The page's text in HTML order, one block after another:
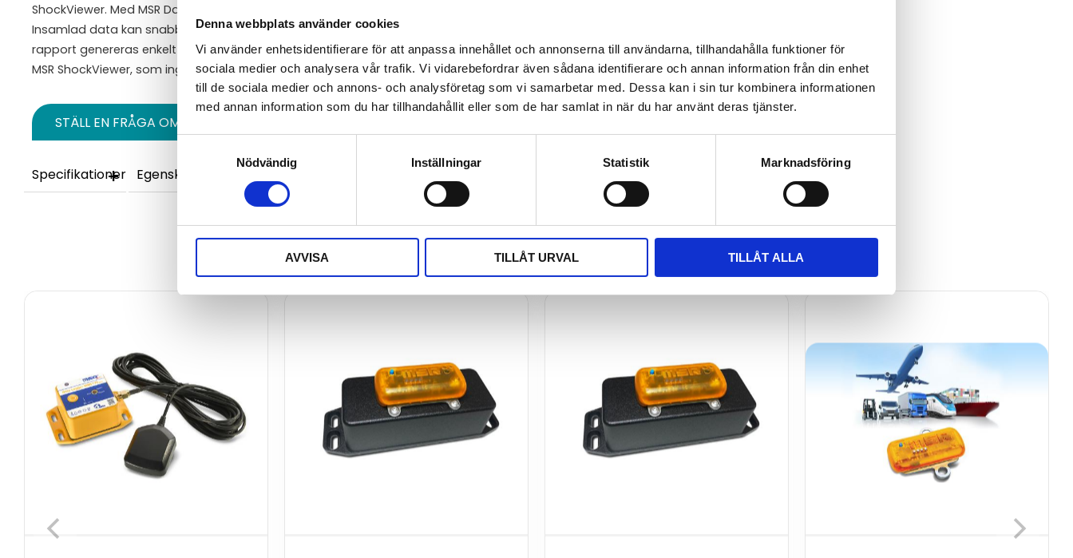
Denna webbplats använder cookies
Vi använder enhetsidentifierare för att anpassa innehållet och annonserna till användarna, tillhandahålla funktioner för
sociala medier och analysera vår trafik. Vi vidarebefordrar även sådana identifierare och annan information från din enhet
till de sociala medier och annons- och analysföretag som vi samarbetar med. Dessa kan i sin tur kombinera informationen
med annan information som du har tillhandahållit eller som de har samlat in när du har använt deras tjänster.
Samtyckesval
Nödvändig
Inställningar Statistik Marknadsföring
AVVISA TILLÅT URVAL TILLÅT ALLA
ShockViewer. Med MSR Dashboard kan loggern konfigureras med några få klick.
Insamlad data kan snabbt överföras till en dator via USB-porten, och en kompakt
rapport genereras enkelt via MSR ReportGenerator. För en mer detaljerad analys finns
MSR ShockViewer, som ingår kostnadsfritt i programvarupaketet.
STÄLL EN FRÅGA OM PRODUKTEN
Specifikationer Egenskaper